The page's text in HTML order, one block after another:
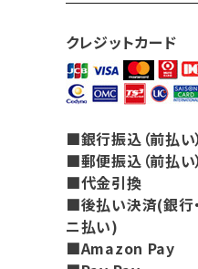
クレジットカード
■銀行振込（前払い）
■郵便振込（前払い）
■代金引換
■後払い決済(銀行
ニ払い)
■Amazon Pay